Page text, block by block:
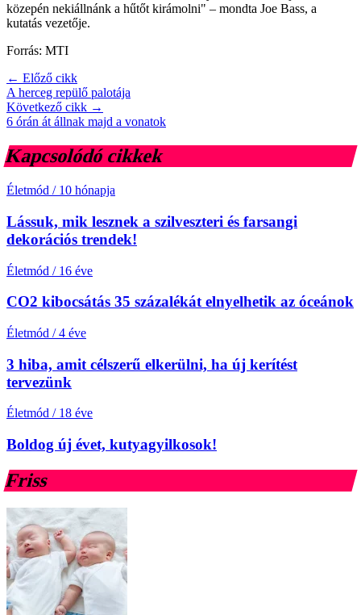
közepén nekiállnánk a hűtőt kirámolni" – mondta Joe Bass, a
kutatás vezetője.
Forrás: MTI
← Előző cikk
A herceg repülő palotája
Következő cikk →
6 órán át állnak majd a vonatok
Kapcsolódó cikkek
Életmód / 10 hónapja
Lássuk, mik lesznek a szilveszteri és farsangi
dekorációs trendek!
Életmód / 16 éve
CO2 kibocsátás 35 százalékát elnyelhetik az óceánok
Életmód / 4 éve
3 hiba, amit célszerű elkerülni, ha új kerítést
tervezünk
Életmód / 18 éve
Boldog új évet, kutyagyilkosok!
Friss